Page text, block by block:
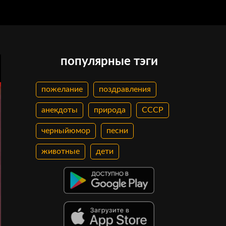
популярные тэги
пожелание поздравления
анекдоты природа СССР
черныйюмор песни
животные дети